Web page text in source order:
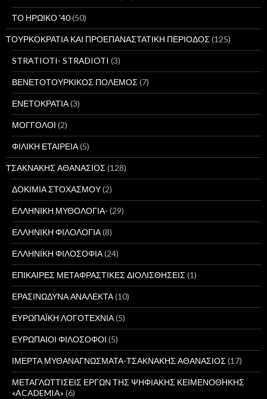
ΤΟ ΗΡΩΙΚΟ '40(50)
ΤΟΥΡΚΟΚΡΑΤΙΑ ΚΑΙ ΠΡΟΕΠΑΝΑΣΤΑΤΙΚΗ ΠΕΡΙΟΔΟΣ (125)
STRATIOTI- STRADIOTI (3)
ΒΕΝΕΤΟΤΟΥΡΚΙΚΟΣ ΠΟΛΕΜΟΣ (7)
ΕΝΕΤΟΚΡΑΤΙΑ(3)
ΜΟΓΓΟΛΟΙ (2)
ΦΙΛΙΚΗ ΕΤΑΙΡΕΙΑ(5)
ΤΣΑΚΝΑΚΗΣ ΑΘΑΝΑΣΙΟΣ (128)
ΔΟΚΙΜΙΑ ΣΤΟΧΑΣΜΟΥ(2)
ΕΛΛΗΝΙΚΗ ΜΥΘΟΛΟΓΙΑ- (29)
ΕΛΛΗΝΙΚΗ ΦΙΛΟΛΟΓΙΑ(8)
ΕΛΛΗΝΙΚΗ ΦΙΛΟΣΟΦΙΑ(24)
ΕΠΙΚΑΙΡΕΣ ΜΕΤΑΦΡΑΣΤΙΚΕΣ ΔΙΟΛΙΣΘΗΣΕΙΣ (1)
ΕΡΑΣΙΝΩΔΥΝΑ ΑΝΑΛΕΚΤΑ(10)
ΕΥΡΩΠΑΪΚΗ ΛΟΓΟΤΕΧΝΙΑ(5)
ΕΥΡΩΠΑΙΟΙ ΦΙΛΟΣΟΦΟΙ (5)
ΙΜΕΡΤΑ ΜΥΘΑΝΑΓΝΩΣΜΑΤΑ-ΤΣΑΚΝΑΚΗΣ ΑΘΑΝΑΣΙΟΣ (17)
ΜΕΤΑΓΛΩΤΤΙΣΕΙΣ ΕΡΓΩΝ ΤΗΣ ΨΗΦΙΑΚΗΣ ΚΕΙΜΕΝΟΘΗΚΗΣ
«ACADEMIA» (6)